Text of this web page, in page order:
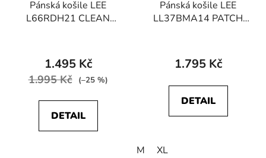
Pánská košile LEE
L66RDH21 CLEAN
1.495 Kč
1.995 Kč (–25 %)
DETAIL
Pánská košile LEE
LL37BMA14 PATCH
1.795 Kč
DETAIL
M XL